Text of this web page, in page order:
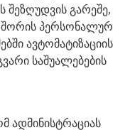
გარეშე,
შორის პერსონალურ
ავტომატიზაციის
საშუალებების
ადმინისტრაციას